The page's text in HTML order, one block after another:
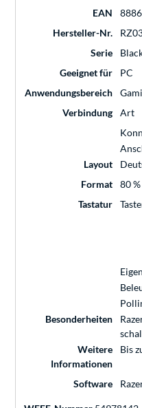
EAN
Hersteller-Nr.
Serie
Geeignet für
PC
Anwendungsbereich
Verbindung
Art
Layout
Format
80
Tastatur
Besonderheiten
Weitere
Informationen
Bis
Software